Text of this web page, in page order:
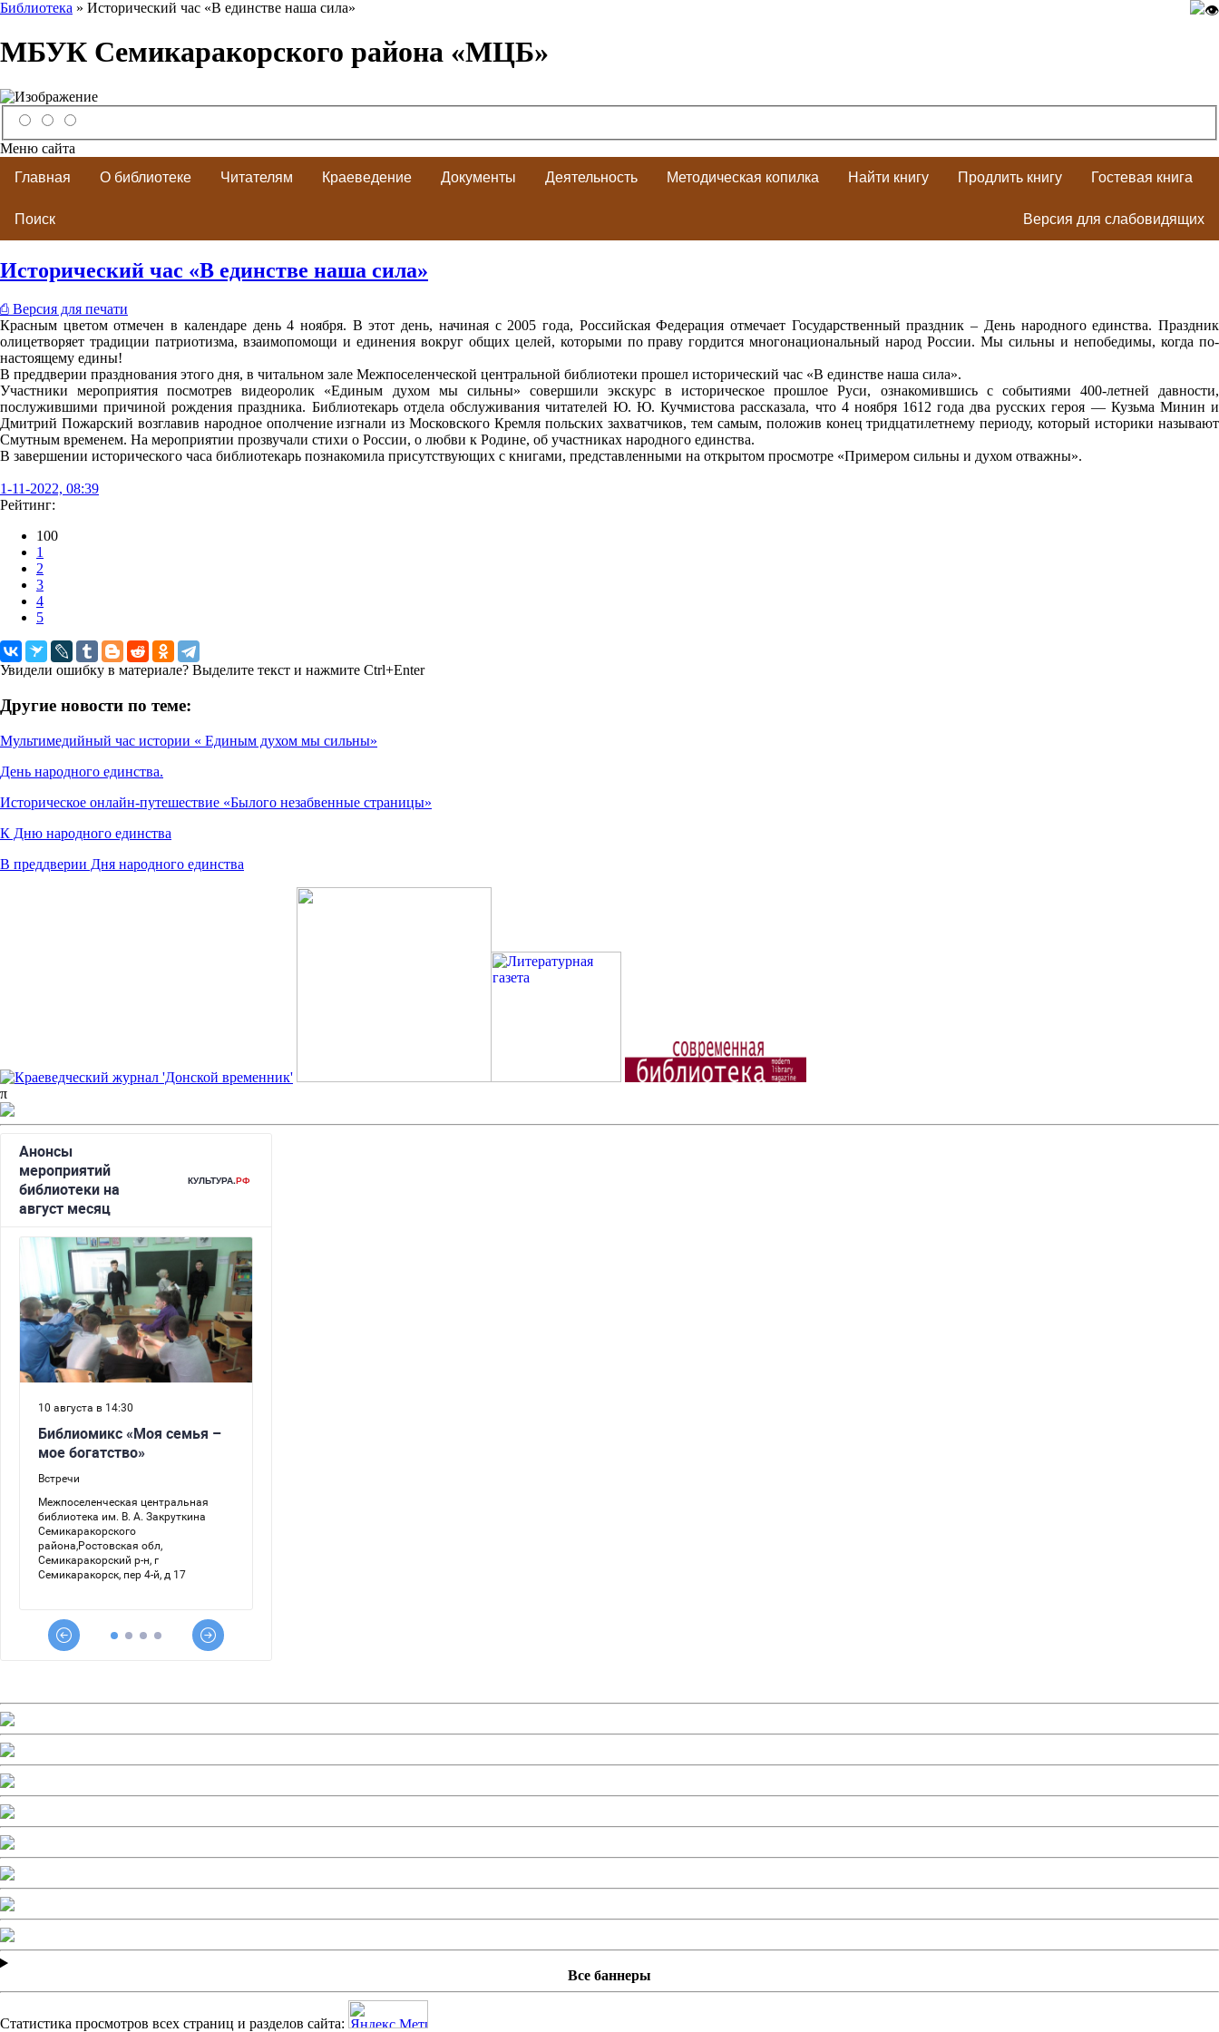
Библиотека » Исторический час «В единстве наша сила»
МБУК Семикаракорского района «МЦБ»
Меню сайта
Главная
О библиотеке Читателям Краеведение Документы Деятельность Методическая копилка Найти книгу Продлить книгу Гостевая книга
Поиск Версия для слабовидящих
Исторический час «В единстве наша сила»
⎙ Версия для печати
Красным цветом отмечен в календаре день 4 ноября. В этот день, начиная с 2005 года, Российская Федерация отмечает Государственный праздник – День народного единства. Праздник
олицетворяет традиции патриотизма, взаимопомощи и единения вокруг общих целей, которыми по праву гордится многонациональный народ России. Мы сильны и непобедимы, когда по-
настоящему едины!
В преддверии празднования этого дня, в читальном зале Межпоселенческой центральной библиотеки прошел исторический час «В единстве наша сила».
Участники мероприятия посмотрев видеоролик «Единым духом мы сильны» совершили экскурс в историческое прошлое Руси, ознакомившись с событиями 400-летней давности,
послужившими причиной рождения праздника. Библиотекарь отдела обслуживания читателей Ю. Ю. Кучмистова рассказала, что 4 ноября 1612 года два русских героя — Кузьма Минин и
Дмитрий Пожарский возглавив народное ополчение изгнали из Московского Кремля польских захватчиков, тем самым, положив конец тридцатилетнему периоду, который историки называют
Смутным временем. На мероприятии прозвучали стихи о России, о любви к Родине, об участниках народного единства.
В завершении исторического часа библиотекарь познакомила присутствующих с книгами, представленными на открытом просмотре «Примером сильны и духом отважны».
1-11-2022, 08:39
Рейтинг:
100
1
2
3
4
5
Увидели ошибку в материале? Выделите текст и нажмите Ctrl+Enter
Другие новости по теме:
Мультимедийный час истории « Единым духом мы сильны»
День народного единства.
Историческое онлайн-путешествие «Былого незабвенные страницы»
К Дню народного единства
В преддверии Дня народного единства
π
Все баннеры
Статистика просмотров всех страниц и разделов сайта: